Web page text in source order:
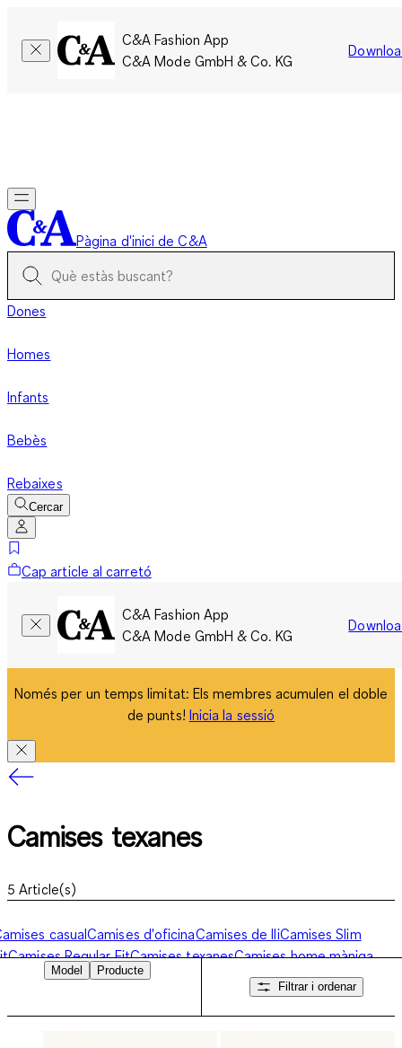
C&A Fashion App
C&A Mode GmbH & Co. KG
Pàgina d'inici de C&A
Dones
Homes
Infants
Bebès
Rebaixes
Cercar
Cap article al carretó
C&A Fashion App
C&A Mode GmbH & Co. KG
Només per un temps limitat: Els membres acumulen el doble
de punts! Inicia la sessió
Camises texanes
5 Article(s)
casualCamises d'oficinaCamises de lliCamises Slim
Camises Regular FitCamises texanesCamises home màniga
Camises home màniga llarga Camises Non Iron
Model
Producte
Filtrar i ordenar